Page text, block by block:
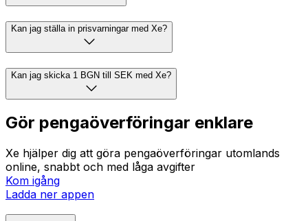
Kan jag ställa in prisvarningar med Xe?
Kan jag skicka 1 BGN till SEK med Xe?
Gör pengaöverföringar enklare
Xe hjälper dig att göra pengaöverföringar utomlands
online, snabbt och med låga avgifter
Kom igång
Ladda ner appen